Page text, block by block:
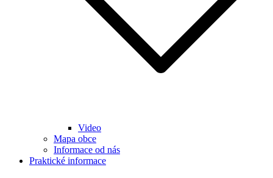
Video
Mapa obce
Informace od nás
Praktické informace